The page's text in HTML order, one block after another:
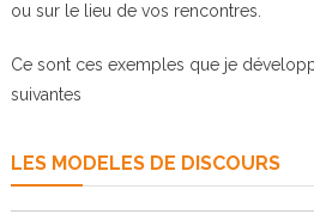
ou sur le lieu de vos rencontres.
Ce sont ces exemples que je
suivantes
LES MODELES DE DISCOURS